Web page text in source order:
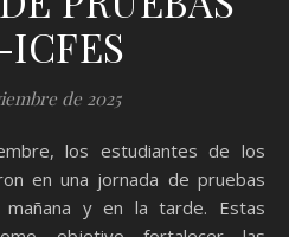
ICFES
de 2025
en una jornada de pruebas
y en la tarde. Estas